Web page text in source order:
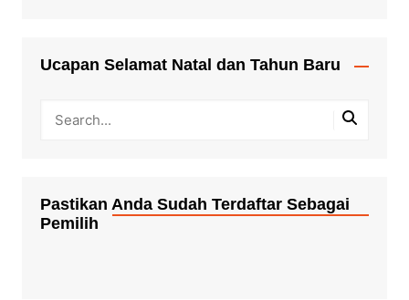
Ucapan Selamat Natal dan Tahun Baru
Pastikan Anda Sudah Terdaftar Sebagai
Pemilih